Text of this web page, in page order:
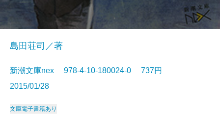
島田荘司／著
新潮文庫nex 978-4-10-180024-0 737円
2015/01/28
文庫電子書籍あり